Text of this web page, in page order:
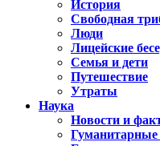
История
Свободная
Люди
Лицейские
Семья и дети
Путешествие
Утраты
Наука
Новости и
Гуманитарные